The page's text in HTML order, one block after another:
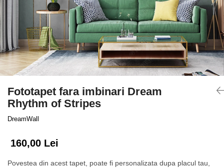
Frunze
Natura
Peisaj
Pentru copii
Tropical
Watercolor
Fototapet fara imbinari Dream
Rhythm of Stripes
DreamWall
160,00 Lei
Povestea din acest tapet, poate fi personalizata dupa placul tau,